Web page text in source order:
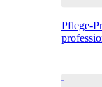
Pflege-